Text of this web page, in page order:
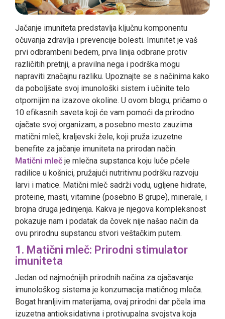
Jačanje imuniteta predstavlja ključnu komponentu
očuvanja zdravlja i prevencije bolesti. Imunitet je vaš
prvi odbrambeni bedem, prva linija odbrane protiv
različitih pretnji, a pravilna nega i podrška mogu
napraviti značajnu razliku. Upoznajte se s načinima kako
da poboljšate svoj imunološki sistem i učinite telo
otpornijim na izazove okoline. U ovom blogu, pričamo o
10 efikasnih saveta koji će vam pomoći da prirodno
ojačate svoj organizam, a posebno mesto zauzima
matični mleč, kraljevski žele, koji pruža izuzetne
benefite za jačanje imuniteta na prirodan način.
Matični mleč je mlečna supstanca koju luče pčele
radilice u košnici, pružajući nutritivnu podršku razvoju
larvi i matice. Matični mleč sadrži vodu, ugljene hidrate,
proteine, masti, vitamine (posebno B grupe), minerale, i
brojna druga jedinjenja. Kakva je njegova kompleksnost
pokazuje nam i podatak da čovek nije našao način da
ovu prirodnu supstancu stvori veštačkim putem.
1. Matični mleč: Prirodni stimulator
imuniteta
Jedan od najmoćnijih prirodnih načina za ojačavanje
imunološkog sistema je konzumacija matičnog mleča.
Bogat hranljivim materijama, ovaj prirodni dar pčela ima
izuzetna antioksidativna i protivupalna svojstva koja